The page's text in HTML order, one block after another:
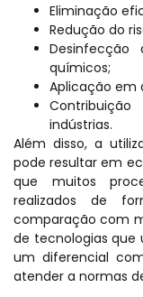
Eliminação
Redução do
Desinfecção
químicos;
Aplicação em
indústrias.
Além disso, a
pode resultar em
que muitos
realizados de
comparação com
de tecnologias que
um diferencial
atender a normas